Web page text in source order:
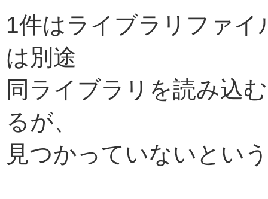
1件はライブラリファ
は別途
同ライブラリを読み込
るが、
見つかっていないとい